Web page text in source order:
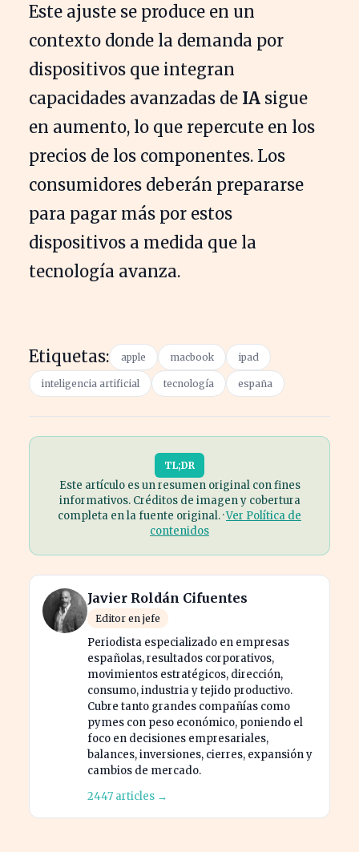
Este ajuste se produce en un
contexto donde la demanda por
dispositivos que integran
capacidades avanzadas de IA sigue
en aumento, lo que repercute en los
precios de los componentes. Los
consumidores deberán prepararse
para pagar más por estos
dispositivos a medida que la
tecnología avanza.
Etiquetas: apple macbook ipad
inteligencia artificial tecnología españa
TL;DR
Este artículo es un resumen original con fines
informativos. Créditos de imagen y cobertura
completa en la fuente original. ·Ver Política de
contenidos
Javier Roldán Cifuentes
Editor en jefe
Periodista especializado en empresas
españolas, resultados corporativos,
movimientos estratégicos, dirección,
consumo, industria y tejido productivo.
Cubre tanto grandes compañías como
pymes con peso económico, poniendo el
foco en decisiones empresariales,
balances, inversiones, cierres, expansión y
cambios de mercado.
2447 articles →